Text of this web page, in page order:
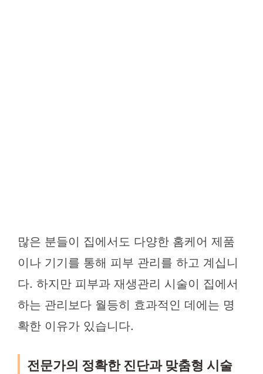
많은 분들이 집에서도 다양한 홈케어 제품
이나 기기를 통해 피부 관리를 하고 계십니
다. 하지만 피부과 재생관리 시술이 집에서
하는 관리보다 월등히 효과적인 데에는 명
확한 이유가 있습니다.
전문가의 정확한 진단과 맞춤형 시술